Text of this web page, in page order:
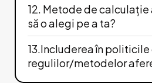
12. Metode de calculație
să o alegi pe a ta?
13.Includerea în
regulilor/metodelor